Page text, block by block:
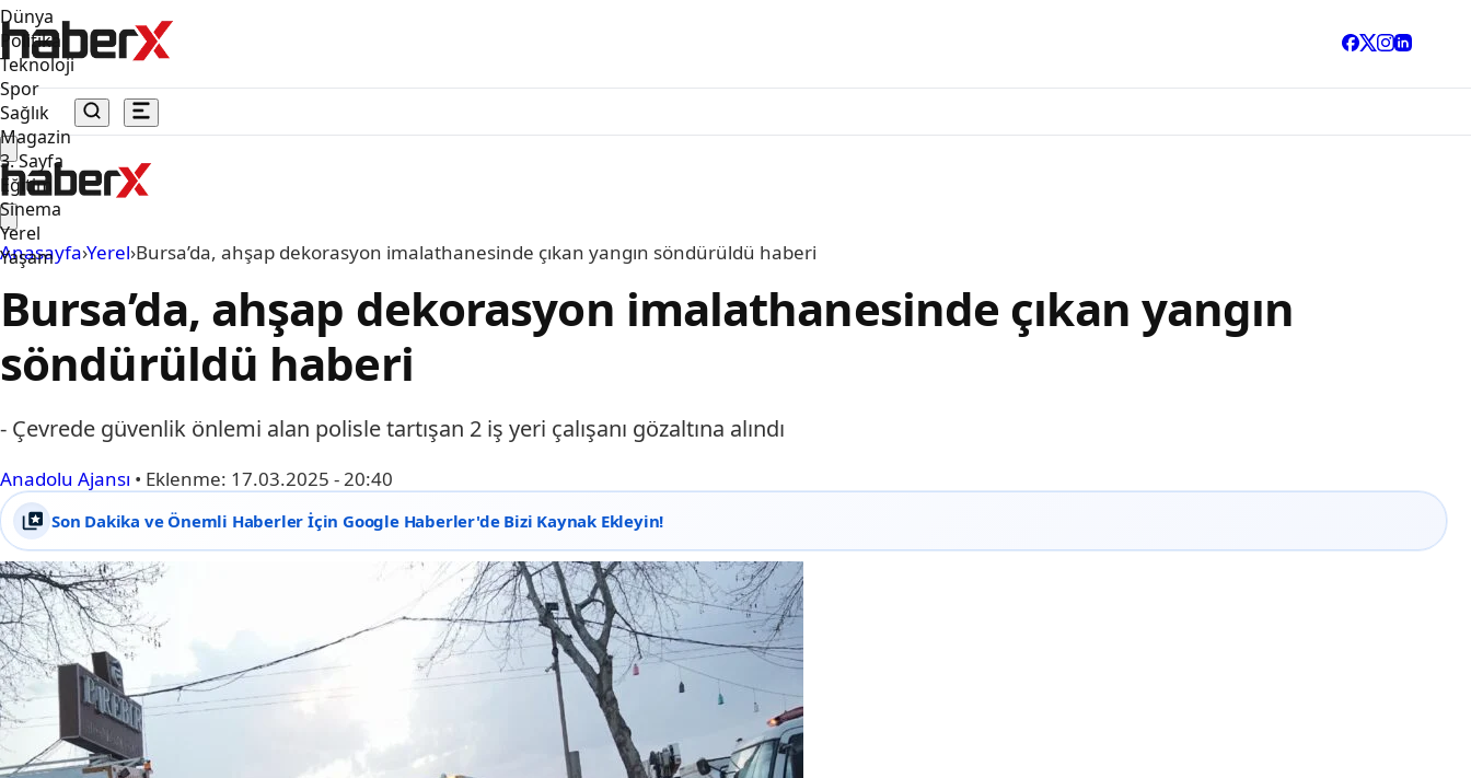
Dünya
Politika
Teknoloji
Spor
Sağlık
Magazin
3. Sayfa
Eğitim
Sinema
Yerel
Yaşam
Anasayfa›Yerel›Bursa’da, ahşap dekorasyon imalathanesinde çıkan yangın söndürüldü haberi
Bursa’da, ahşap dekorasyon imalathanesinde çıkan yangın
söndürüldü haberi
- Çevrede güvenlik önlemi alan polisle tartışan 2 iş yeri çalışanı gözaltına alındı
Anadolu Ajansı • Eklenme: 17.03.2025 - 20:40
Son Dakika ve Önemli Haberler İçin Google Haberler'de Bizi Kaynak Ekleyin!